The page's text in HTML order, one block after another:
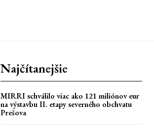
Najčítanejšie
MIRRI schválilo viac ako 121 miliónov eur
na výstavbu II. etapy severného obchvatu
Prešova